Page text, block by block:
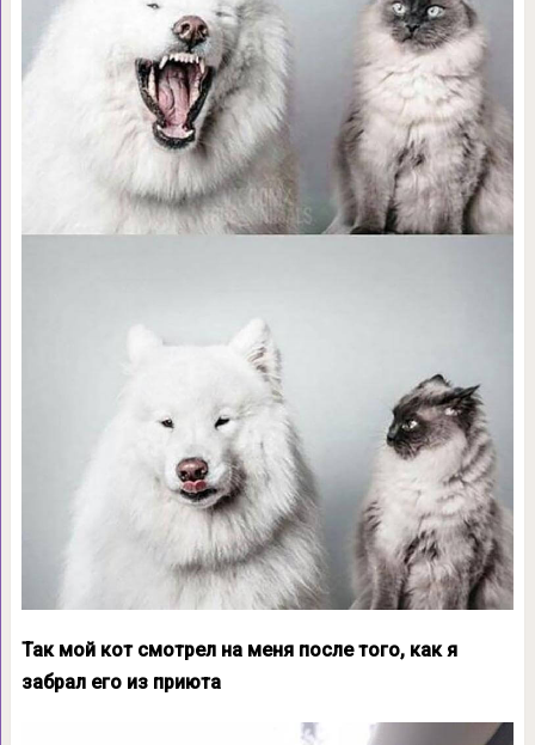
Так мой кот смотрел на меня после того, как я
забрал его из приюта